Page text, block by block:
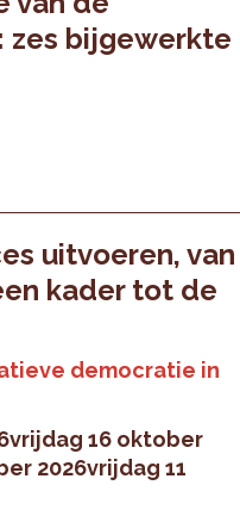
zes bijgewerkte
uitvoeren, van
kader tot de
democratie in
vrijdag 16 oktober
2026vrijdag 11